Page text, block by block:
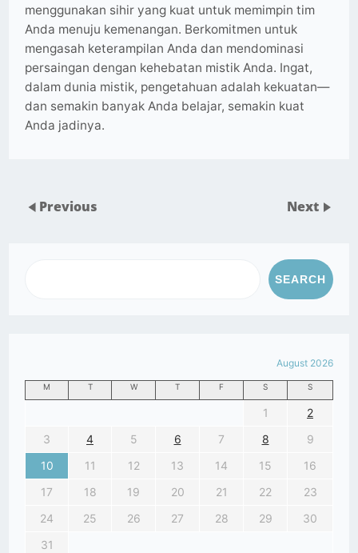
menggunakan sihir yang kuat untuk memimpin tim
Anda menuju kemenangan. Berkomitmen untuk
mengasah keterampilan Anda dan mendominasi
persaingan dengan kehebatan mistik Anda. Ingat,
dalam dunia mistik, pengetahuan adalah kekuatan—
dan semakin banyak Anda belajar, semakin kuat
Anda jadinya.
Previous Next
SEARCH
August 2026
M T W T F S S
1
2
3
4 5 6 7 8
9
10
11 12 13 14 15
16
17
18 19 20 21 22
23
24
25 26 27 28 29
30
31